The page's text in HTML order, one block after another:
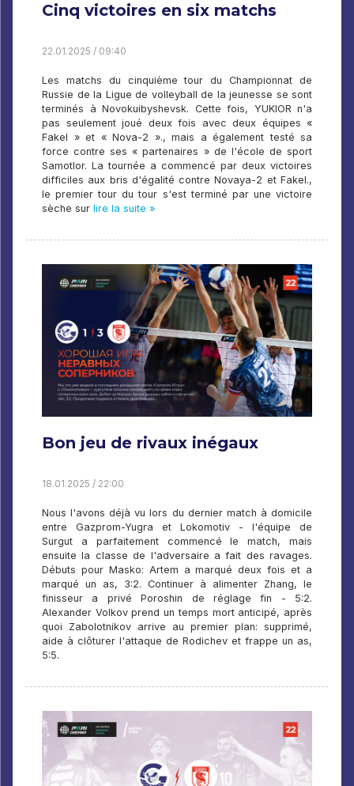
Cinq victoires en six matchs
22.01.2025 / 09:40
Les matchs du cinquième tour du Championnat de
Russie de la Ligue de volleyball de la jeunesse se sont
terminés à Novokuibyshevsk. Cette fois, YUKIOR n'a
pas seulement joué deux fois avec deux équipes «
Fakel » et « Nova-2 »., mais a également testé sa
force contre ses « partenaires » de l'école de sport
Samotlor. La tournée a commencé par deux victoires
difficiles aux bris d'égalité contre Novaya-2 et Fakel.,
le premier tour du tour s'est terminé par une victoire
sèche sur lire la suite »
Bon jeu de rivaux inégaux
18.01.2025 / 22:00
Nous l'avons déjà vu lors du dernier match à domicile
entre Gazprom-Yugra et Lokomotiv - l'équipe de
Surgut a parfaitement commencé le match, mais
ensuite la classe de l'adversaire a fait des ravages.
Débuts pour Masko: Artem a marqué deux fois et a
marqué un as, 3:2. Continuer à alimenter Zhang, le
finisseur a privé Poroshin de réglage fin - 5:2.
Alexander Volkov prend un temps mort anticipé, après
quoi Zabolotnikov arrive au premier plan: supprimé,
aide à clôturer l'attaque de Rodichev et frappe un as,
5:5.